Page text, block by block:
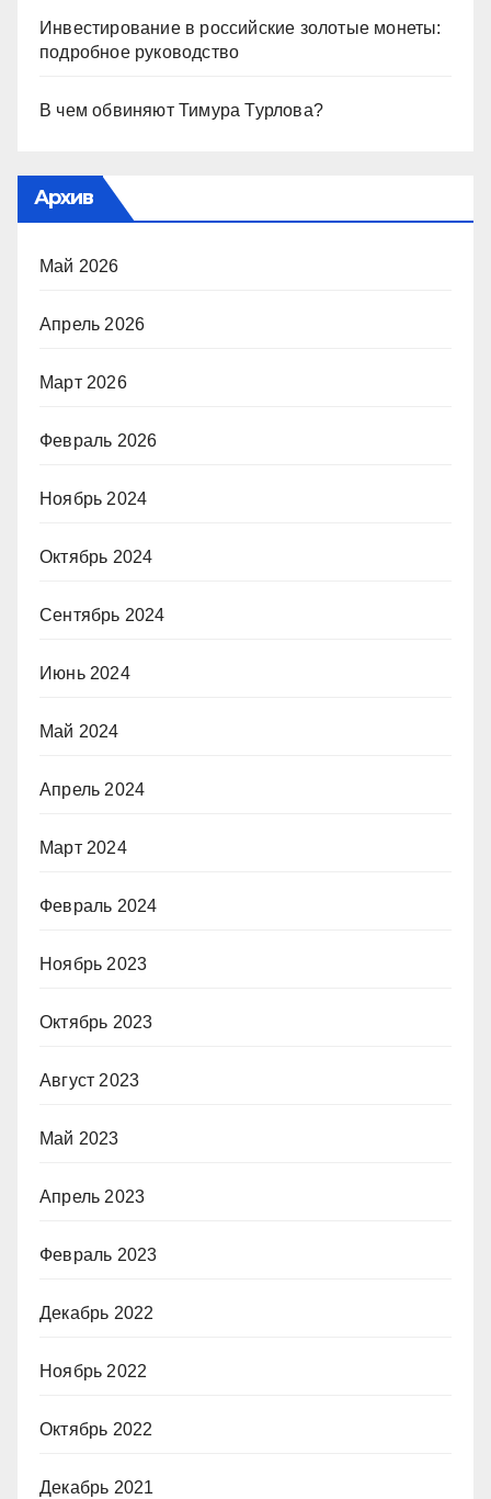
Инвестирование в российские золотые монеты:
подробное руководство
В чем обвиняют Тимура Турлова?
Архив
Май 2026
Апрель 2026
Март 2026
Февраль 2026
Ноябрь 2024
Октябрь 2024
Сентябрь 2024
Июнь 2024
Май 2024
Апрель 2024
Март 2024
Февраль 2024
Ноябрь 2023
Октябрь 2023
Август 2023
Май 2023
Апрель 2023
Февраль 2023
Декабрь 2022
Ноябрь 2022
Октябрь 2022
Декабрь 2021